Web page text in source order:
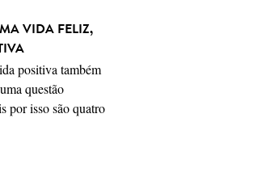
VIDA FELIZ,
positiva também
questão
por isso são quatro